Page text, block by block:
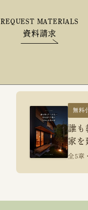
REQUEST MATERIALS
資料請求
無料
誰も
家を
全5章